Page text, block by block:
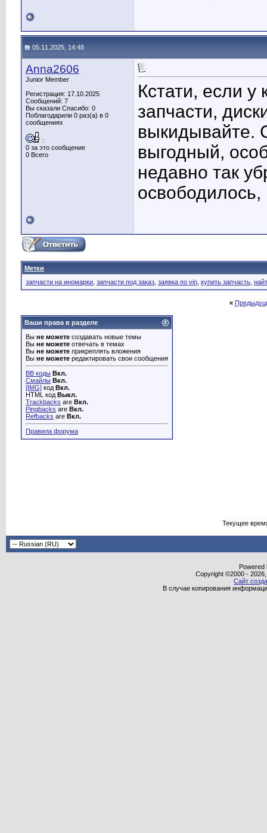
05.11.2025, 14:48
Anna2606
Junior Member
Регистрация: 17.10.2025
Сообщений: 7
Вы сказали Спасибо: 0
Поблагодарили 0 раз(а) в 0
сообщениях
:
0 за это сообщение
0 Всего
Кстати, если у
запчасти,
выкидывайте.
выгодный,
недавно так
освободилось,
Метки
запчасти на иномарки запчасти под заказ заявка по vin купить запчасть
«
Ваши права в разделе
Вы не можете создавать новые темы
Вы не можете отвечать в темах
Вы не можете прикреплять вложения
Вы не можете редактировать свои сообщения
BB коды Вкл.
Смайлы Вкл.
[IMG] код Вкл.
HTML код Выкл.
Trackbacks are Вкл.
Pingbacks are Вкл.
Refbacks are Вкл.
Правила форума
Текущее
Powered
Copyright ©2000 -
Сайт
В случае копирования